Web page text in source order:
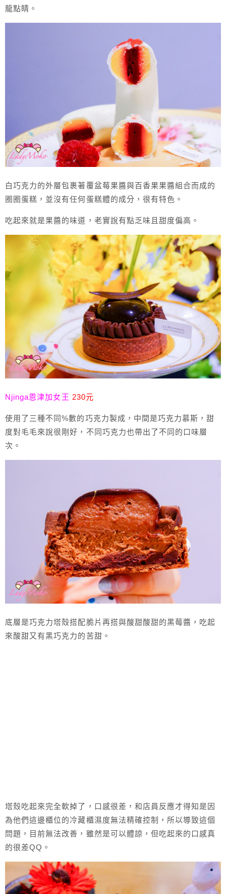
龍點睛。
白巧克力的外層包裹著覆盆莓果醬與百香果果醬組合而成的
圈圈蛋糕，並沒有任何蛋糕體的成分，很有特色。
吃起來就是果醬的味道，老實說有點乏味且甜度偏高。
Njinga恩津加女王 230元
使用了三種不同%數的巧克力製成，中間是巧克力慕斯，甜
度對毛毛來說很剛好，不同巧克力也帶出了不同的口味層
次。
底層是巧克力塔殼搭配脆片再搭與酸甜酸甜的黑莓醬，吃起
來酸甜又有黑巧克力的苦甜。
塔殼吃起來完全軟掉了，口感很差，和店員反應才得知是因
為他們這邊櫃位的冷藏櫃濕度無法精確控制，所以導致這個
問題，目前無法改善，雖然是可以體諒，但吃起來的口感真
的很差QQ。